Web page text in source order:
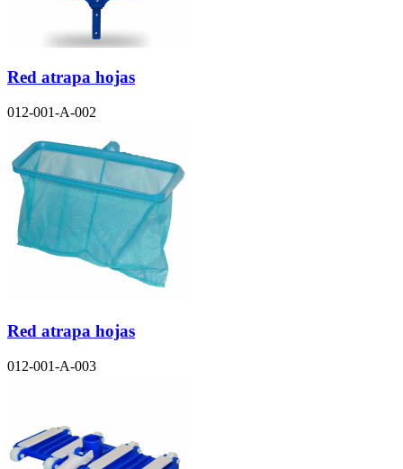
Red atrapa hojas
012-001-A-002
Red atrapa hojas
012-001-A-003